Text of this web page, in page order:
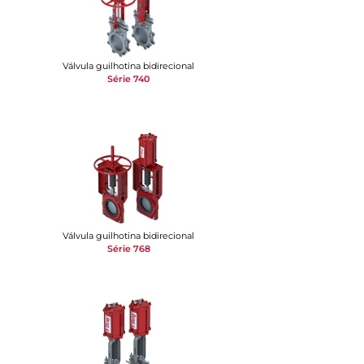
Válvula guilhotina bidirecional
Série 740
Válvula guilhotina bidirecional
Série 768